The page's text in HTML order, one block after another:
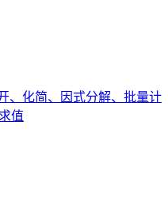
、化简、因式分解、批量计
值